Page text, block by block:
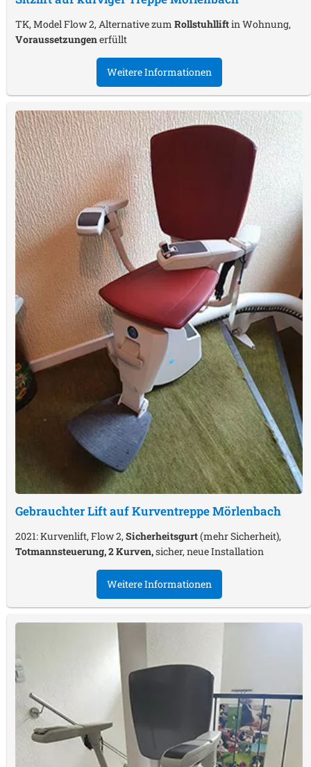
TK, Model Flow 2, Alternative zum Rollstuhlliftin Wohnung,
Voraussetzungenerfüllt
Weitere Informationen
Gebrauchter Lift auf KurventreppeMörlenbach
2021: Kurvenlift, Flow 2, Sicherheitsgurt(mehr Sicherheit),
Totmannsteuerung, 2 Kurven,sicher, neue Installation
Weitere Informationen